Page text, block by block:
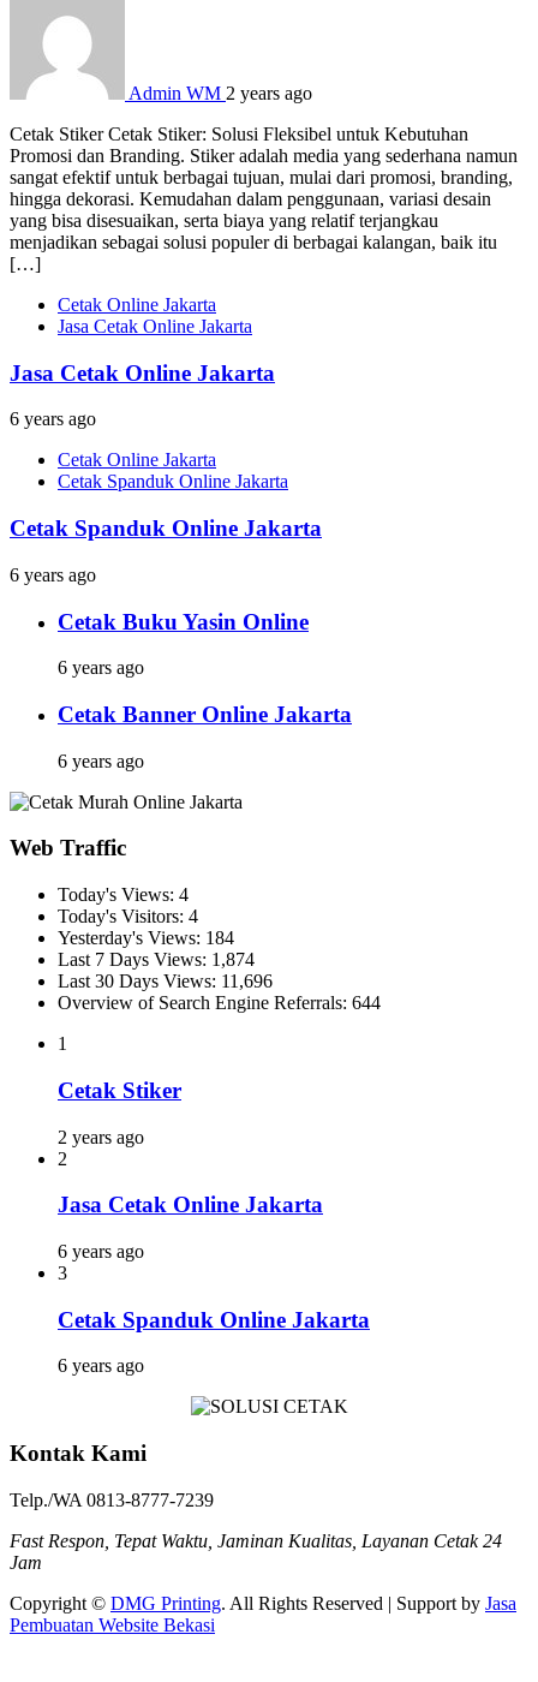
Admin WM 2 years ago
Cetak Stiker Cetak Stiker: Solusi Fleksibel untuk Kebutuhan
Promosi dan Branding. Stiker adalah media yang sederhana namun
sangat efektif untuk berbagai tujuan, mulai dari promosi, branding,
hingga dekorasi. Kemudahan dalam penggunaan, variasi desain
yang bisa disesuaikan, serta biaya yang relatif terjangkau
menjadikan sebagai solusi populer di berbagai kalangan, baik itu
[…]
Cetak Online Jakarta
Jasa Cetak Online Jakarta
Jasa Cetak Online Jakarta
6 years ago
Cetak Online Jakarta
Cetak Spanduk Online Jakarta
Cetak Spanduk Online Jakarta
6 years ago
Cetak Buku Yasin Online
6 years ago
Cetak Banner Online Jakarta
6 years ago
Web Traffic
Today's Views: 4
Today's Visitors: 4
Yesterday's Views: 184
Last 7 Days Views: 1,874
Last 30 Days Views: 11,696
Overview of Search Engine Referrals: 644
1
Cetak Stiker
2 years ago
2
Jasa Cetak Online Jakarta
6 years ago
3
Cetak Spanduk Online Jakarta
6 years ago
Kontak Kami
Telp./WA 0813-8777-7239
Fast Respon, Tepat Waktu, Jaminan Kualitas, Layanan Cetak 24
Jam
Copyright © DMG Printing. All Rights Reserved | Support by Jasa
Pembuatan Website Bekasi